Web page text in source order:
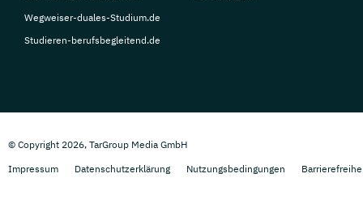
Wegweiser-duales-Studium.de
Studieren-berufsbegleitend.de
© Copyright 2026, TarGroup Media GmbH
Impressum
Datenschutzerklärung Nutzungsbedingungen